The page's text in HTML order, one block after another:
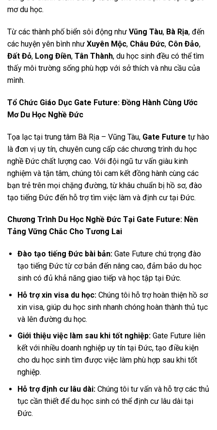
mơ du học.
Từ các thành phố biển sôi động như Vũng Tàu, Bà Rịa, đến
các huyện yên bình như Xuyên Mộc, Châu Đức, Côn Đảo,
Đất Đỏ, Long Điền, Tân Thành, du học sinh đều có thể tìm
thấy môi trường sống phù hợp với sở thích và nhu cầu của
mình.
Tổ Chức Giáo Dục Gate Future: Đồng Hành Cùng Ước
Mơ Du Học Nghề Đức
Tọa lạc tại trung tâm Bà Rịa – Vũng Tàu, Gate Future tự hào
là đơn vị uy tín, chuyên cung cấp các chương trình du học
nghề Đức chất lượng cao. Với đội ngũ tư vấn giàu kinh
nghiệm và tận tâm, chúng tôi cam kết đồng hành cùng các
bạn trẻ trên mọi chặng đường, từ khâu chuẩn bị hồ sơ, đào
tạo tiếng Đức đến hỗ trợ tìm việc làm và định cư tại Đức.
Chương Trình Du Học Nghề Đức Tại Gate Future: Nền
Tảng Vững Chắc Cho Tương Lai
Đào tạo tiếng Đức bài bản:Gate Future chú trọng đào
tạo tiếng Đức từ cơ bản đến nâng cao, đảm bảo du học
sinh có đủ khả năng giao tiếp và học tập tại Đức.
Hỗ trợ xin visa du học:Chúng tôi hỗ trợ hoàn thiện hồ sơ
xin visa, giúp du học sinh nhanh chóng hoàn thành thủ tục
và lên đường du học.
Giới thiệu việc làm sau khi tốt nghiệp:Gate Future liên
kết với nhiều doanh nghiệp uy tín tại Đức, tạo điều kiện
cho du học sinh tìm được việc làm phù hợp sau khi tốt
nghiệp.
Hỗ trợ định cư lâu dài:Chúng tôi tư vấn và hỗ trợ các thủ
tục cần thiết để du học sinh có thể định cư lâu dài tại
Đức.